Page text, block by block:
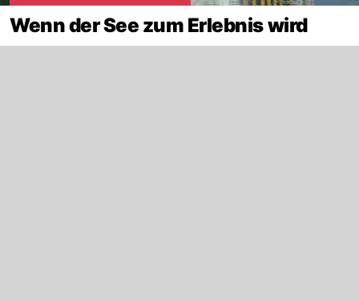
Wenn der See zum Erlebnis wird